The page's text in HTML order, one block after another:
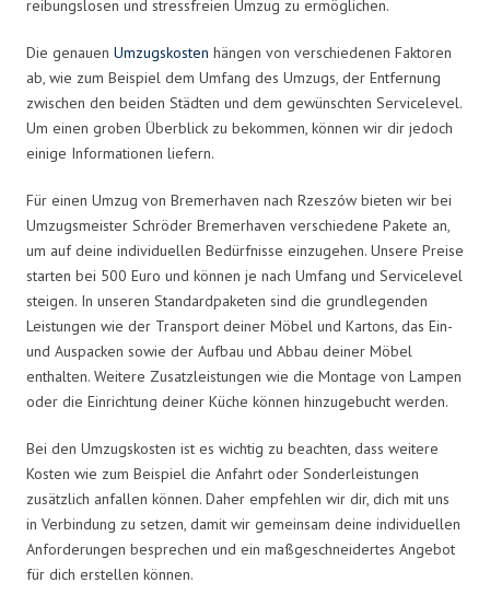
reibungslosen und stressfreien Umzug zu ermöglichen.
Die genauen Umzugskosten hängen von verschiedenen Faktoren
ab, wie zum Beispiel dem Umfang des Umzugs, der Entfernung
zwischen den beiden Städten und dem gewünschten Servicelevel.
Um einen groben Überblick zu bekommen, können wir dir jedoch
einige Informationen liefern.
Für einen Umzug von Bremerhaven nach Rzeszów bieten wir bei
Umzugsmeister Schröder Bremerhaven verschiedene Pakete an,
um auf deine individuellen Bedürfnisse einzugehen. Unsere Preise
starten bei 500 Euro und können je nach Umfang und Servicelevel
steigen. In unseren Standardpaketen sind die grundlegenden
Leistungen wie der Transport deiner Möbel und Kartons, das Ein-
und Auspacken sowie der Aufbau und Abbau deiner Möbel
enthalten. Weitere Zusatzleistungen wie die Montage von Lampen
oder die Einrichtung deiner Küche können hinzugebucht werden.
Bei den Umzugskosten ist es wichtig zu beachten, dass weitere
Kosten wie zum Beispiel die Anfahrt oder Sonderleistungen
zusätzlich anfallen können. Daher empfehlen wir dir, dich mit uns
in Verbindung zu setzen, damit wir gemeinsam deine individuellen
Anforderungen besprechen und ein maßgeschneidertes Angebot
für dich erstellen können.